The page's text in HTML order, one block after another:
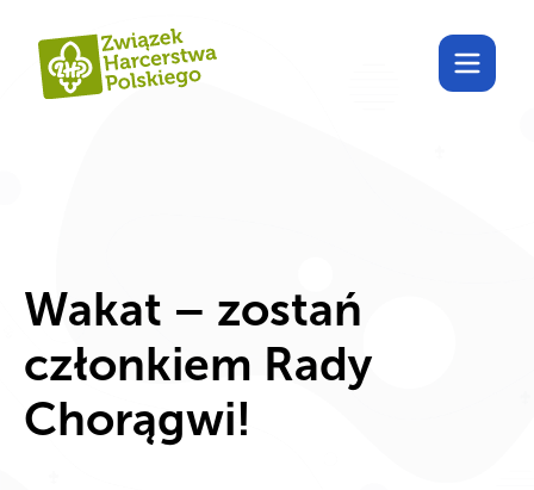
Poznaj Harcdom!
Wakat – zostań
członkiem Rady
Chorągwi!